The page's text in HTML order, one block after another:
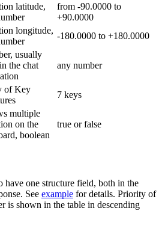
latitude,
from -90.0000 to
+90.0000
longitude,
-180.0000 to +180.0000
usually
the chat
any number
of Key
7 keys
multiple
on the
boolean
true or false
have one structure field, both in the
See example for details. Priority of
is shown in the table in descending